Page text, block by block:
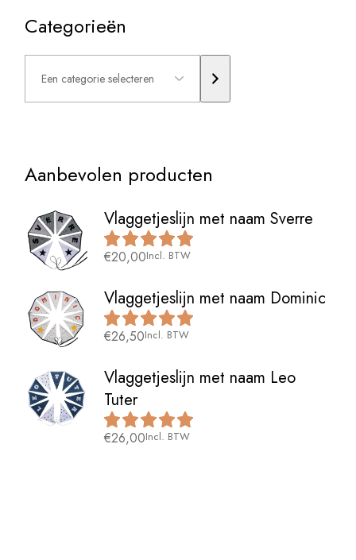
Categorieën
Een
categorie
selecteren
Aanbevolen producten
Vlaggetjeslijn met naam Sverre
€20,00Incl. BTW
Vlaggetjeslijn met naam Dominic
€26,50Incl. BTW
Vlaggetjeslijn met naam Leo
Tuter
€26,00Incl. BTW